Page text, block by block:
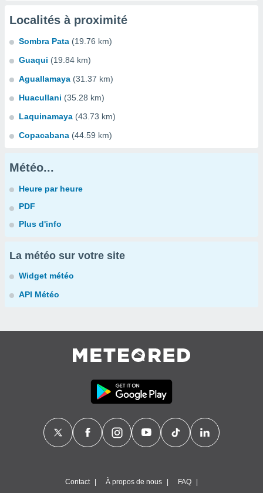
Localités à proximité
Sombra Pata (19.76 km)
Guaqui (19.84 km)
Aguallamaya (31.37 km)
Huacullani (35.28 km)
Laquinamaya (43.73 km)
Copacabana (44.59 km)
Météo...
Heure par heure
PDF
Plus d'info
La météo sur votre site
Widget météo
API Météo
Contact À propos de nous FAQ